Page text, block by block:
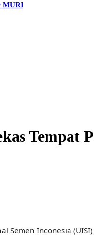
MURI
Tempat
Indonesia